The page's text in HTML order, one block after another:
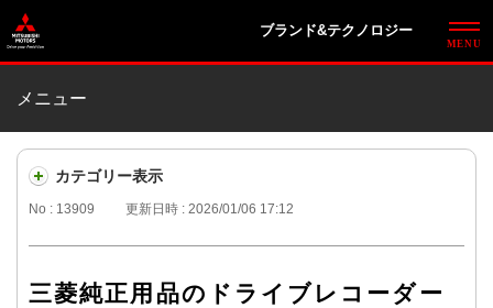
ブランド&テクノロジー
メニュー
カテゴリー表示
No : 13909 更新日時 : 2026/01/06 17:12
三菱純正用品のドライブレコーダー